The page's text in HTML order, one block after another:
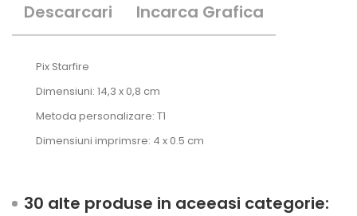
Descarcari Incarca Grafica
Pix Starfire
Dimensiuni: 14,3 x 0,8 cm
Metoda personalizare: T1
Dimensiuni imprimsre: 4 x 0.5 cm
30 alte produse in aceeasi categorie: